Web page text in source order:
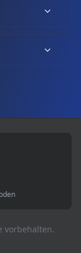
vorbehalten.